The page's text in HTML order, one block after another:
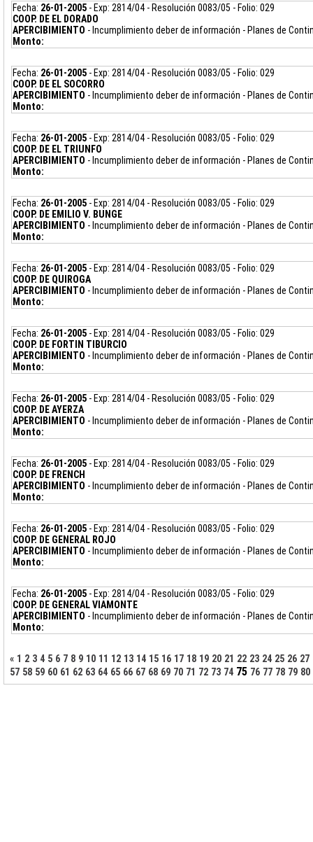
Fecha: 26-01-2005 - Exp: 2814/04 - Resolución 0083/05 - Folio: 029
COOP. DE EL DORADO
APERCIBIMIENTO - Incumplimiento deber de información - Planes de
Monto:
Fecha: 26-01-2005 - Exp: 2814/04 - Resolución 0083/05 - Folio: 029
COOP. DE EL SOCORRO
APERCIBIMIENTO - Incumplimiento deber de información - Planes de
Monto:
Fecha: 26-01-2005 - Exp: 2814/04 - Resolución 0083/05 - Folio: 029
COOP. DE EL TRIUNFO
APERCIBIMIENTO - Incumplimiento deber de información - Planes de
Monto:
Fecha: 26-01-2005 - Exp: 2814/04 - Resolución 0083/05 - Folio: 029
COOP. DE EMILIO V. BUNGE
APERCIBIMIENTO - Incumplimiento deber de información - Planes de
Monto:
Fecha: 26-01-2005 - Exp: 2814/04 - Resolución 0083/05 - Folio: 029
COOP. DE QUIROGA
APERCIBIMIENTO - Incumplimiento deber de información - Planes de
Monto:
Fecha: 26-01-2005 - Exp: 2814/04 - Resolución 0083/05 - Folio: 029
COOP. DE FORTIN TIBURCIO
APERCIBIMIENTO - Incumplimiento deber de información - Planes de
Monto:
Fecha: 26-01-2005 - Exp: 2814/04 - Resolución 0083/05 - Folio: 029
COOP. DE AYERZA
APERCIBIMIENTO - Incumplimiento deber de información - Planes de
Monto:
Fecha: 26-01-2005 - Exp: 2814/04 - Resolución 0083/05 - Folio: 029
COOP. DE FRENCH
APERCIBIMIENTO - Incumplimiento deber de información - Planes de
Monto:
Fecha: 26-01-2005 - Exp: 2814/04 - Resolución 0083/05 - Folio: 029
COOP. DE GENERAL ROJO
APERCIBIMIENTO - Incumplimiento deber de información - Planes de
Monto:
Fecha: 26-01-2005 - Exp: 2814/04 - Resolución 0083/05 - Folio: 029
COOP. DE GENERAL VIAMONTE
APERCIBIMIENTO - Incumplimiento deber de información - Planes de
Monto:
« 1 2 3 4 5 6 7 8 9 10 11 12 13 14 15 16 17 18 19 20 21 22 23 24 25 26 27
57 58 59 60 61 62 63 64 65 66 67 68 69 70 71 72 73 74 75 76 77 78 79 80